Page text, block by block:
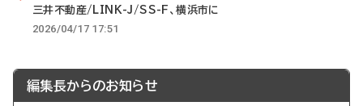
三井不動産/LINK-J/SS-F、横浜市に
2026/04/17 17:51
編集長からのお知らせ